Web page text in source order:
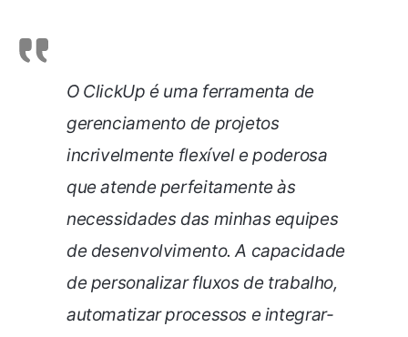
O ClickUp é uma ferramenta de
gerenciamento de projetos
incrivelmente flexível e poderosa
que atende perfeitamente às
necessidades das minhas equipes
de desenvolvimento. A capacidade
de personalizar fluxos de trabalho,
automatizar processos e integrar-